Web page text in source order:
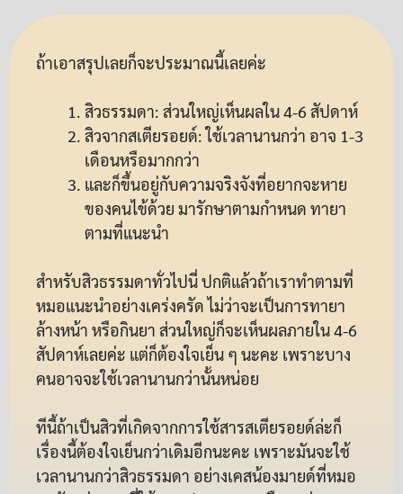
ถ้าเอาสรุปเลยก็จะประมาณนี้เลยค่ะ
สิวธรรมดา: ส่วนใหญ่เห็นผลใน 4-6 สัปดาห์
สิวจากสเตียรอยด์: ใช้เวลานานกว่า อาจ 1-3
เดือนหรือมากกว่า
และก็ขึ้นอยู่กับความจริงจังที่อยากจะหาย
ของคนไข้ด้วย มารักษาตามกำหนด ทายา
ตามที่แนะนำ
สำหรับสิวธรรมดาทั่วไปนี่ ปกติแล้วถ้าเราทำตามที่
หมอแนะนำอย่างเคร่งครัด ไม่ว่าจะเป็นการทายา
ล้างหน้า หรือกินยา ส่วนใหญ่ก็จะเห็นผลภายใน 4-6
สัปดาห์เลยค่ะ แต่ก็ต้องใจเย็น ๆ นะคะ เพราะบาง
คนอาจจะใช้เวลานานกว่านั้นหน่อย
ทีนี้ถ้าเป็นสิวที่เกิดจากการใช้สารสเตียรอยด์ล่ะก็
เรื่องนี้ต้องใจเย็นกว่าเดิมอีกนะคะ เพราะมันจะใช้
เวลานานกว่าสิวธรรมดา อย่างเคสน้องมายด์ที่หมอ